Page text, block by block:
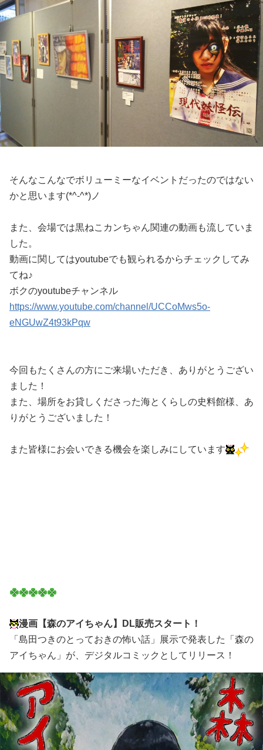
そんなこんなでボリューミーなイベントだったのではない
かと思います(*^-^*)ノ
また、会場では黒ねこカンちゃん関連の動画も流していま
した。
動画に関してはyoutubeでも観られるからチェックしてみ
てね♪
ボクのyoutubeチャンネル
https://www.youtube.com/channel/UCCoMws5o-
eNGUwZ4t93kPqw
今回もたくさんの方にご来場いただき、ありがとうござい
ました！
また、場所をお貸しくださった海とくらしの史料館様、あ
りがとうございました！
また皆様にお会いできる機会を楽しみにしています
漫画【森のアイちゃん】DL販売スタート！
「島田つきのとっておきの怖い話」展示で発表した「森の
アイちゃん」が、デジタルコミックとしてリリース！